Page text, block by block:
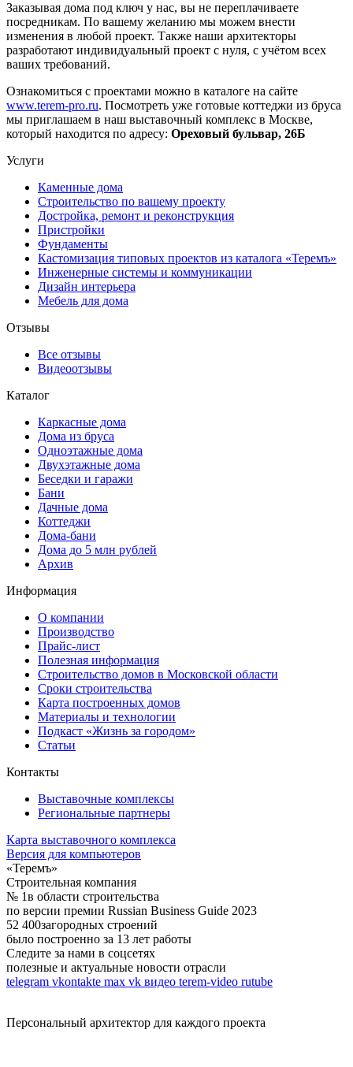
Заказывая дома под ключ у нас, вы не переплачиваете
посредникам. По вашему желанию мы можем внести
изменения в любой проект. Также наши архитекторы
разработают индивидуальный проект с нуля, с учётом всех
ваших требований.
Ознакомиться с проектами можно в каталоге на сайте
www.terem-pro.ru. Посмотреть уже готовые коттеджи из бруса
мы приглашаем в наш выставочный комплекс в Москве,
который находится по адресу: Ореховый бульвар, 26Б
Услуги
Каменные дома
Строительство по вашему проекту
Достройка, ремонт и реконструкция
Пристройки
Фундаменты
Кастомизация типовых проектов из каталога «Теремъ»
Инженерные системы и коммуникации
Дизайн интерьера
Мебель для дома
Отзывы
Все отзывы
Видеоотзывы
Каталог
Каркасные дома
Дома из бруса
Одноэтажные дома
Двухэтажные дома
Беседки и гаражи
Бани
Дачные дома
Коттеджи
Дома-бани
Дома до 5 млн рублей
Архив
Информация
О компании
Производство
Прайс-лист
Полезная информация
Строительство домов в Московской области
Сроки строительства
Карта построенных домов
Материалы и технологии
Подкаст «Жизнь за городом»
Статьи
Контакты
Выставочные комплексы
Региональные партнеры
Карта выставочного комплекса
Версия для компьютеров
«Теремъ»
Строительная компания
№ 1в области строительства
по версии премии Russian Business Guide 2023
52 400загородных строений
было построенно за 13 лет работы
Следите за нами в соцсетях
полезные и актуальные новости отрасли
telegram vkontakte max vk видео terem-video rutube
Персональный архитектор для каждого проекта